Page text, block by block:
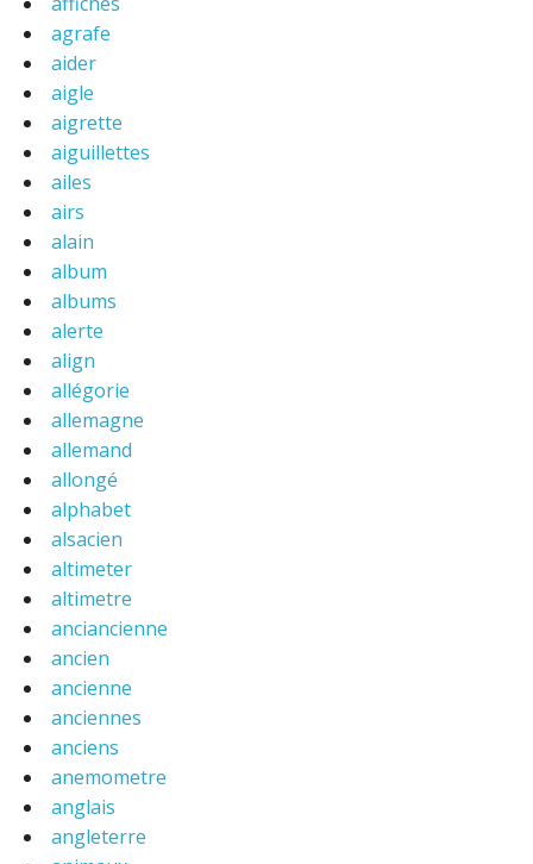
agrafe
aider
aigle
aigrette
aiguillettes
ailes
airs
alain
album
albums
alerte
align
allégorie
allemagne
allemand
allongé
alphabet
alsacien
altimeter
altimetre
anciancienne
ancien
ancienne
anciennes
anciens
anemometre
anglais
angleterre